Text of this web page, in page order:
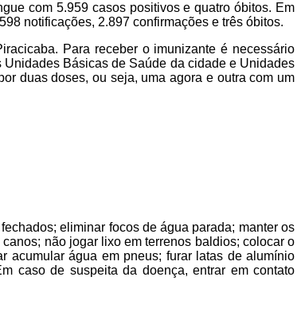
com 5.959 casos positivos e quatro óbitos. Em
notificações, 2.897 confirmações e três óbitos.
Para receber o imunizante é necessário
Básicas de Saúde da cidade e Unidades
duas doses, ou seja, uma agora e outra com um
eliminar focos de água parada; manter os
não jogar lixo em terrenos baldios; colocar o
acumular água em pneus; furar latas de alumínio
caso de suspeita da doença, entrar em contato